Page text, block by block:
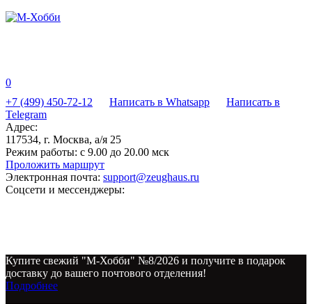
0
+7 (499) 450-72-12
Написать в Whatsapp
Написать в
Telegram
Адрес:
117534, г. Москва, а/я 25
Режим работы: с 9.00 до 20.00 мск
Проложить маршрут
Электронная почта: support@zeughaus.ru
Соцсети и мессенджеры:
Купите свежий "М-Хобби" №8/2026 и получите в подарок
доставку до вашего почтового отделения!
Подробнее